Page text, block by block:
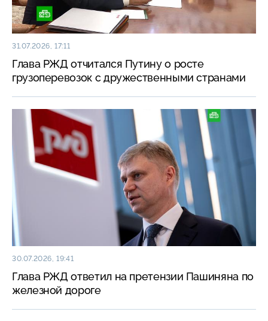
31.07.2026, 17:11
Глава РЖД отчитался Путину о росте
грузоперевозок с дружественными странами
30.07.2026, 19:41
Глава РЖД ответил на претензии Пашиняна по
железной дороге